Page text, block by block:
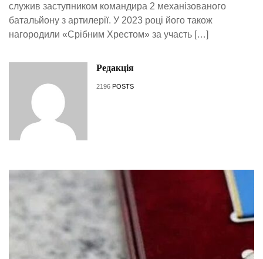
служив заступником командира 2 механізованого
батальйону з артилерії. У 2023 році його також
нагородили «Срібним Хрестом» за участь […]
Редакція
2196 POSTS